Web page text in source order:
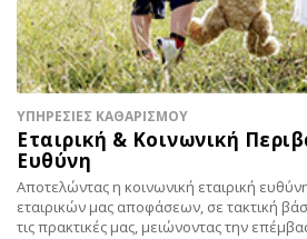
ΥΠΗΡΕΣΙΕΣ ΚΑΘΑΡΙΣΜΟΥ
Εταιρική & Κοινωνική
Ευθύνη
Αποτελώντας η κοινωνική εταιρική
εταιρικών μας αποφάσεων, σε τακτική
τις πρακτικές μας, μειώνοντας την